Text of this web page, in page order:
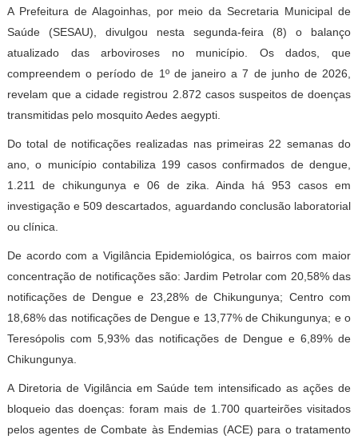
A Prefeitura de Alagoinhas, por meio da Secretaria Municipal de
Saúde (SESAU), divulgou nesta segunda-feira (8) o balanço
atualizado das arboviroses no município. Os dados, que
compreendem o período de 1º de janeiro a 7 de junho de 2026,
revelam que a cidade registrou 2.872 casos suspeitos de doenças
transmitidas pelo mosquito Aedes aegypti.
Do total de notificações realizadas nas primeiras 22 semanas do
ano, o município contabiliza 199 casos confirmados de dengue,
1.211 de chikungunya e 06 de zika. Ainda há 953 casos em
investigação e 509 descartados, aguardando conclusão laboratorial
ou clínica.
De acordo com a Vigilância Epidemiológica, os bairros com maior
concentração de notificações são: Jardim Petrolar com 20,58% das
notificações de Dengue e 23,28% de Chikungunya; Centro com
18,68% das notificações de Dengue e 13,77% de Chikungunya; e o
Teresópolis com 5,93% das notificações de Dengue e 6,89% de
Chikungunya.
A Diretoria de Vigilância em Saúde tem intensificado as ações de
bloqueio das doenças: foram mais de 1.700 quarteirões visitados
pelos agentes de Combate às Endemias (ACE) para o tratamento